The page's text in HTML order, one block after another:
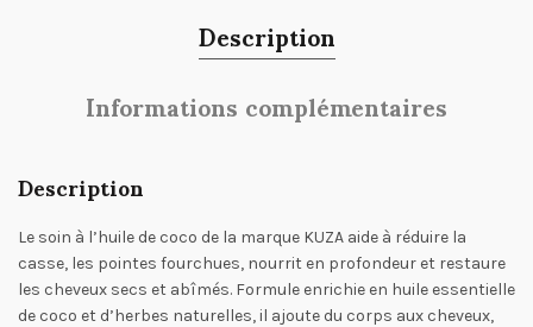
Description
Informations complémentaires
Description
Le soin à l’huile de coco de la marque KUZA aide à réduire la
casse, les pointes fourchues, nourrit en profondeur et restaure
les cheveux secs et abîmés. Formule enrichie en huile essentielle
de coco et d’herbes naturelles, il ajoute du corps aux cheveux,